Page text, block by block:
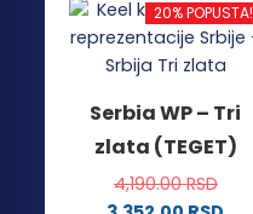
20% POPUSTA!
Serbia WP – Tri
zlata (TEGET)
4,190.00RSD